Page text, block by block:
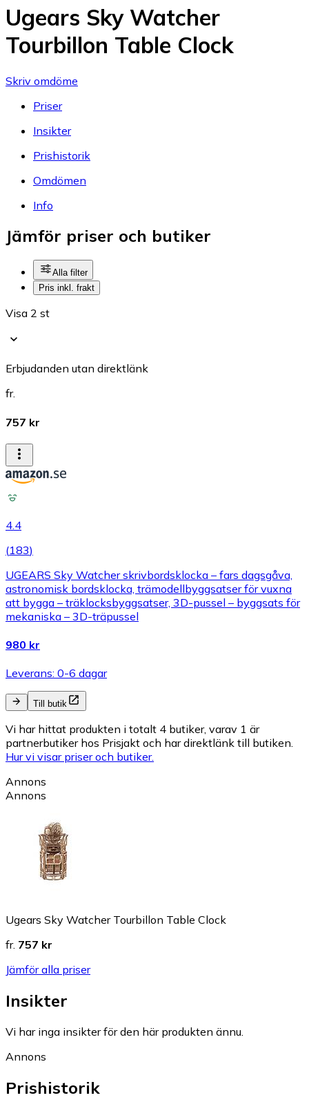
Ugears Sky Watcher
Tourbillon Table Clock
Skriv omdöme
Priser
Insikter
Prishistorik
Omdömen
Info
Jämför priser och butiker
Alla filter
Pris inkl. frakt
Visa 2 st
Erbjudanden utan direktlänk
fr.
757 kr
4.4
(183)
UGEARS Sky Watcher skrivbordsklocka – fars dagsgåva,
astronomisk bordsklocka, trämodellbyggsatser för vuxna
att bygga – träklocksbyggsatser, 3D-pussel – byggsats för
mekaniska – 3D-träpussel
980 kr
Leverans: 0-6 dagar
Till butik
Vi har hittat produkten i totalt 4 butiker, varav 1 är
partnerbutiker hos Prisjakt och har direktlänk till butiken.
Hur vi visar priser och butiker.
Annons
Annons
Ugears Sky Watcher Tourbillon Table Clock
fr. 757 kr
Jämför alla priser
Insikter
Vi har inga insikter för den här produkten ännu.
Annons
Prishistorik